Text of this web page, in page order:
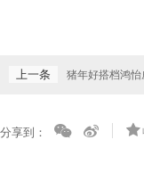
上一条 猪年好搭档鸿
分享到：